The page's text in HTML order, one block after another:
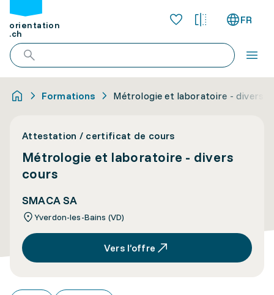
orientation
.ch
FR
Formations Métrologie et laboratoire - divers
Attestation / certificat de cours
Métrologie et laboratoire - divers
cours
SMACA SA
Yverdon-les-Bains (VD)
Vers l’offre